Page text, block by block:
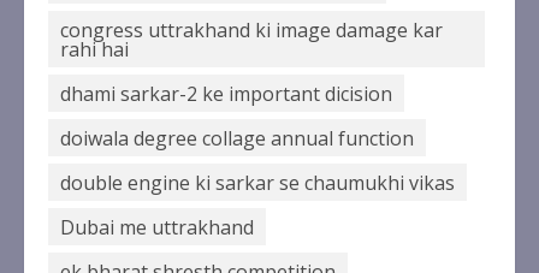
congress uttrakhand ki image damage kar
rahi hai
dhami sarkar-2 ke important dicision
doiwala degree collage annual function
double engine ki sarkar se chaumukhi vikas
Dubai me uttrakhand